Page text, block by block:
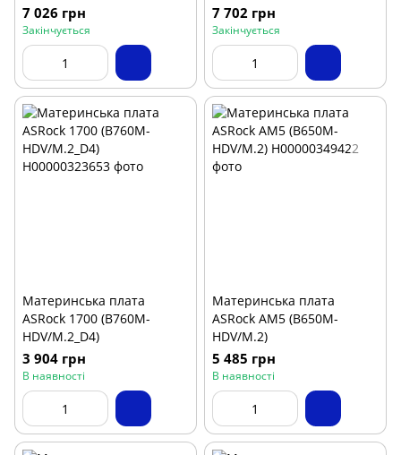
7 026 грн
Закінчується
7 702 грн
Закінчується
Материнська плата
ASRock 1700 (B760M-
HDV/M.2_D4)
3 904 грн
В наявності
Материнська плата
ASRock AM5 (B650M-
HDV/M.2)
5 485 грн
В наявності